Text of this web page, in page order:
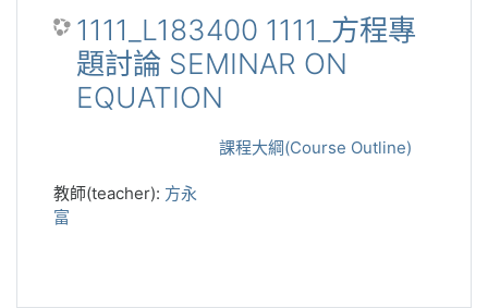
1111_L183400 1111_方程專
題討論 SEMINAR ON
EQUATION
課程大綱(Course Outline)
教師(teacher): 方永
富